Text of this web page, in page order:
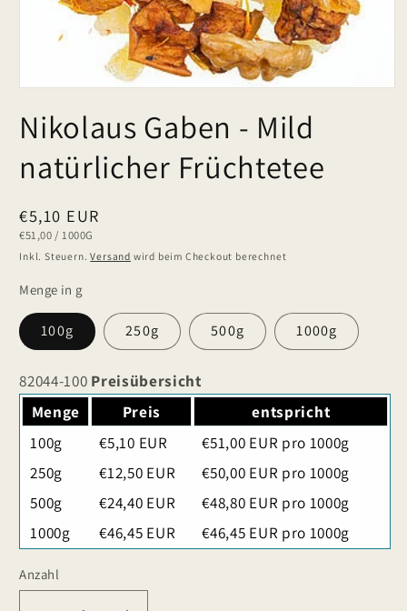
Nikolaus Gaben - Mild
natürlicher Früchtetee
Normaler
Preis
€5,10 EUR
GRUNDPREIS
€51,00 / PRO
1000G
Inkl. Steuern.Versand wird beim Checkout berechnet
Menge in g
100g 250g 500g 1000g
82044-100 Preisübersicht
Menge
Preis
entspricht
100g
€5,10 EUR
€51,00 EUR pro 1000g
250g
€12,50 EUR
€50,00 EUR pro 1000g
500g
€24,40 EUR
€48,80 EUR pro 1000g
1000g
€46,45 EUR €46,45 EUR pro 1000g
Anzahl